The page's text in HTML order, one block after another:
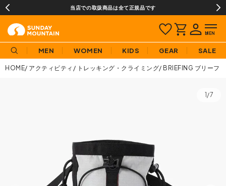
当店での取扱商品は全て正規品です
MEN WOMEN KIDS GEAR SALE
HOME アクティビティ トレッキング・クライミング BRIEFING ブリーフ
1/7